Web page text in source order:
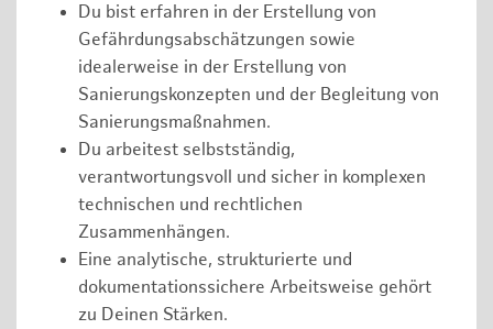
Du bist erfahren in der Erstellung von
Gefährdungsabschätzungen sowie
idealerweise in der Erstellung von
Sanierungskonzepten und der Begleitung von
Sanierungsmaßnahmen.
Du arbeitest selbstständig,
verantwortungsvoll und sicher in komplexen
technischen und rechtlichen
Zusammenhängen.
Eine analytische, strukturierte und
dokumentationssichere Arbeitsweise gehört
zu Deinen Stärken.